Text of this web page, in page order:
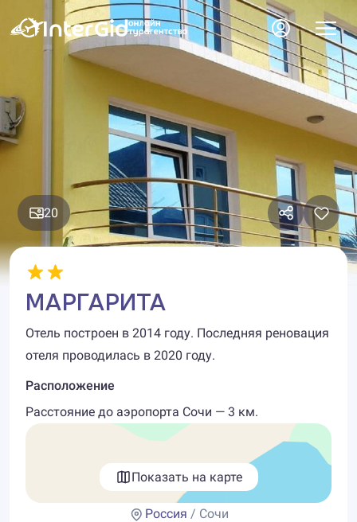
20
МАРГАРИТА
Отель построен в 2014 году. Последняя реновация
отеля проводилась в 2020 году.
Расположение
Расстояние до аэропорта Сочи — 3 км.
Показать на карте
Россия / Сочи